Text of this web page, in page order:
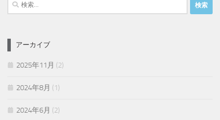
索:
アーカイブ
2025年11月 (2)
2024年8月 (1)
2024年6月 (2)